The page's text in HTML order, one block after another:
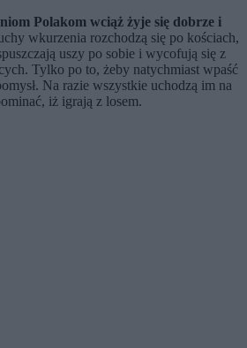
Polakom wciąż żyje się dobrze i
wkurzenia rozchodzą się po kościach,
uszy po sobie i wycofują się z
Tylko po to, żeby natychmiast wpaść
Na razie wszystkie uchodzą im na
iż igrają z losem.